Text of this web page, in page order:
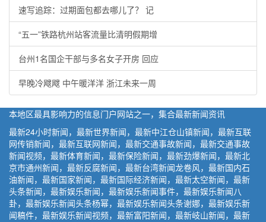
速写追踪：过期面包都去哪儿了？ 记
“五一”铁路杭州站客流量比清明假期增
台州1名国企干部与多名女子开房 回应
早晚冷飕飕 中午暖洋洋 浙江未来一周
本地区最具影响力的信息门户网站之一，集合最新新闻资讯
最新24小时新闻，最新世界新闻，最新中江仓山镇新闻，最新互联
网传销新闻，最新互联网新闻，最新交通事故新闻，最新交通事故
新闻视频，最新体育新闻，最新保险新闻，最新劲爆新闻，最新北
京市通州新闻，最新反腐新闻，最新台湾新闻龙卷风，最新国内石
油新闻，最新国家新闻，最新国际经济新闻，最新太空新闻，最新
头条新闻，最新娱乐新闻，最新娱乐新闻事件，最新娱乐新闻八
卦，最新娱乐新闻头条杨幂，最新娱乐新闻头条谢娜，最新娱乐新
闻稿件，最新娱乐新闻视频，最新富阳新闻，最新岐山新闻，最新